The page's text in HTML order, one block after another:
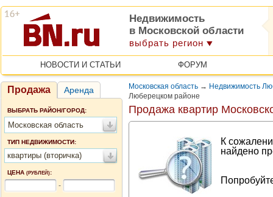
Недвижимость
в Московской области
выбрать регион
НОВОСТИ И СТАТЬИ ФОРУМ
Продажа Аренда
ВЫБРАТЬ РАЙОН/ГОРОД:
Московская область
ТИП НЕДВИЖИМОСТИ:
квартиры (вторичка)
ЦЕНА (РУБЛЕЙ):
-
Московская область → Недвижимость
Люберецком районе
Продажа квартир
К
найдено